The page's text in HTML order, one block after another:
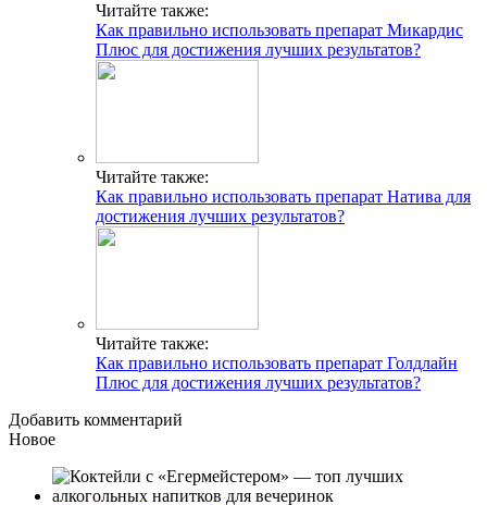
Читайте также:
Как правильно использовать препарат Микардис
Плюс для достижения лучших результатов?
Читайте также:
Как правильно использовать препарат Натива для
достижения лучших результатов?
Читайте также:
Как правильно использовать препарат Голдлайн
Плюс для достижения лучших результатов?
Добавить комментарий
Новое